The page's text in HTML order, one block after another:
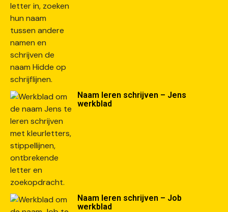
Naam leren schrijven – Jens
werkblad
Naam leren schrijven – Job
werkblad